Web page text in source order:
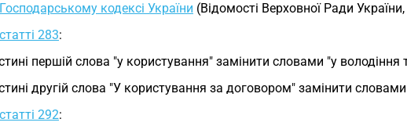
Господарському кодексі України (Відомості Верховної Ради
статті 283:
першій слова "у користування" замінити словами "у володіння
другій слова "У користування за договором" замінити
статті 292: